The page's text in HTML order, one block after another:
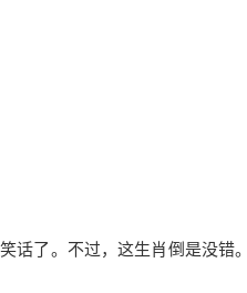
话了。不过，这生肖倒是没错。
20 元